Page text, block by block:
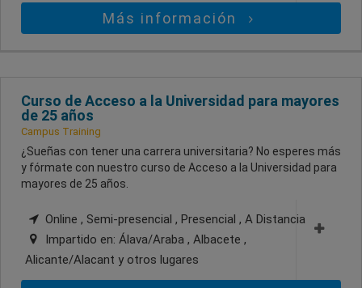
Más información
Curso de Acceso a la Universidad para mayores
de 25 años
Campus Training
¿Sueñas con tener una carrera universitaria? No esperes más
y fórmate con nuestro curso de Acceso a la Universidad para
mayores de 25 años.
Online , Semi-presencial , Presencial , A Distancia
Impartido en: Álava/Araba , Albacete ,
Alicante/Alacant y otros lugares